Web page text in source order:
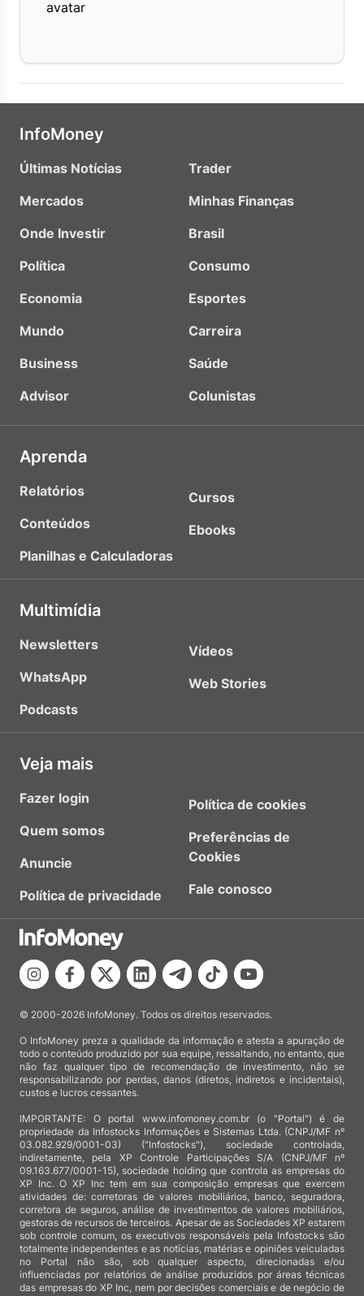
InfoMoney
Últimas Notícias
Mercados
Onde Investir
Política
Economia
Mundo
Business
Advisor
Trader
Minhas Finanças
Brasil
Consumo
Esportes
Carreira
Saúde
Colunistas
Aprenda
Relatórios
Conteúdos
Planilhas e Calculadoras
Cursos
Ebooks
Multimídia
Newsletters
WhatsApp
Podcasts
Vídeos
Web Stories
Veja mais
Fazer login
Quem somos
Anuncie
Política de privacidade
Política de cookies
Preferências de
Cookies
Fale conosco
© 2000-2026 InfoMoney. Todos os direitos reservados.
O InfoMoney preza a qualidade da informação e atesta a apuração de
todo o conteúdo produzido por sua equipe, ressaltando, no entanto, que
não faz qualquer tipo de recomendação de investimento, não se
responsabilizando por perdas, danos (diretos, indiretos e incidentais),
custos e lucros cessantes.
IMPORTANTE: O portal www.infomoney.com.br (o "Portal") é de
propriedade da Infostocks Informações e Sistemas Ltda. (CNPJ/MF nº
03.082.929/0001-03) ("Infostocks"), sociedade controlada,
indiretamente, pela XP Controle Participações S/A (CNPJ/MF nº
09.163.677/0001-15), sociedade holding que controla as empresas do
XP Inc. O XP Inc tem em sua composição empresas que exercem
atividades de: corretoras de valores mobiliários, banco, seguradora,
corretora de seguros, análise de investimentos de valores mobiliários,
gestoras de recursos de terceiros. Apesar de as Sociedades XP estarem
sob controle comum, os executivos responsáveis pela Infostocks são
totalmente independentes e as notícias, matérias e opiniões veiculadas
no Portal não são, sob qualquer aspecto, direcionadas e/ou
influenciadas por relatórios de análise produzidos por áreas técnicas
das empresas do XP Inc, nem por decisões comerciais e de negócio de